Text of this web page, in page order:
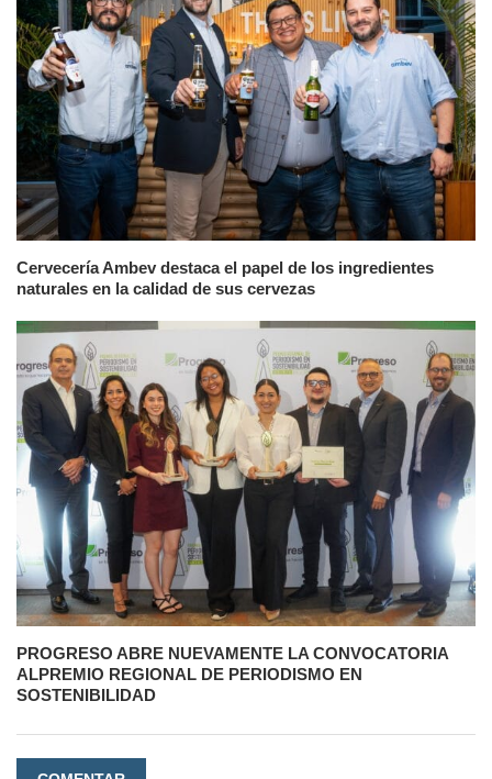
Cervecería Ambev destaca el papel de los ingredientes
naturales en la calidad de sus cervezas
PROGRESO ABRE NUEVAMENTE LA CONVOCATORIA
ALPREMIO REGIONAL DE PERIODISMO EN
SOSTENIBILIDAD